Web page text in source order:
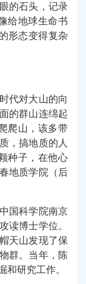
的石头，记录
给地球生命书
形态变得复杂
代对大山的向
的群山连绵起
爬山，该多带
，搞地质的人
种子，在他心
地质学院（后
国科学院南京
读博士学位。
天山发现了保
群。当年，陈
和研究工作。